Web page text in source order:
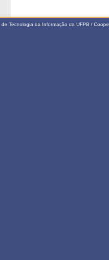
Tecnologia da Informação da UFPB /